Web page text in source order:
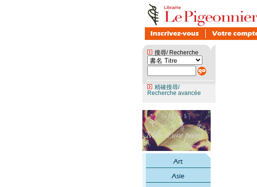
搜尋/ Recherche
精確搜尋/
Recherche avancée